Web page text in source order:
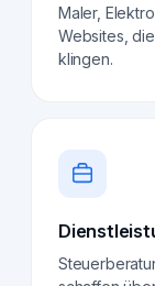
Maler,
Websites,
klingen.